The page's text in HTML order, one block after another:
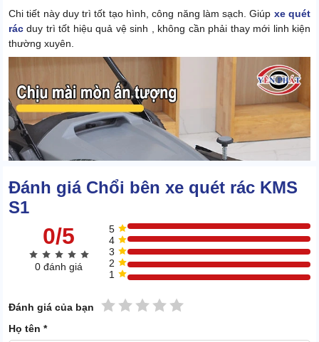
Chi tiết này duy trì tốt tạo hình, công năng làm sạch. Giúp xe quét
rác duy trì tốt hiệu quả vệ sinh , không cần phải thay mới linh kiện
thường xuyên.
Xoay góc 360 độ
Đánh giá Chổi bên xe quét rác KMS
S1
0/5
0 đánh giá
5
4
3
2
1
Đánh giá của bạn 5 sao
4 sao
3 sao
2 sao
1 sao
Họ tên *